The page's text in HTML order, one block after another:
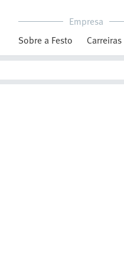
Empresa
Sobre a Festo
Carreiras